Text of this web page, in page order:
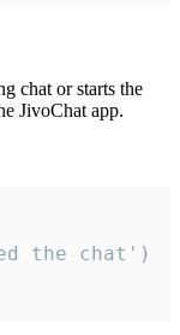
chat or starts the
JivoChat app.